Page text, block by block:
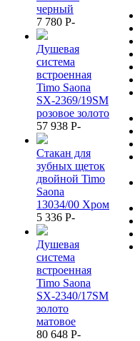
черный
7 780 P-
Душевая
система
встроенная
Timo Saona
SX-2369/19SM
розовое золото
57 938 P-
Стакан для
зубных щеток
двойной Timo
Saona
13034/00 Хром
5 336 P-
Душевая
система
встроенная
Timo Saona
SX-2340/17SM
золото
матовое
80 648 P-